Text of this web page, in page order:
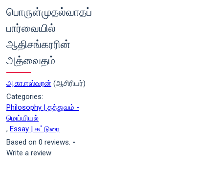
பொருள்முதல்வாதப்
பார்வையில்
ஆதிசங்கரரின்
அத்வைதம்
அ.கா.ஈஸ்வரன் (ஆசிரியர்)
Categories:
Philosophy | தத்துவம் -
மெய்யியல்
, Essay | கட்டுரை
Based on 0 reviews. -
Write a review